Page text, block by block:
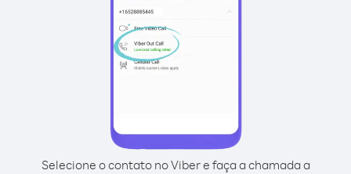
Selecione o contato no Viber e faça a chamada a